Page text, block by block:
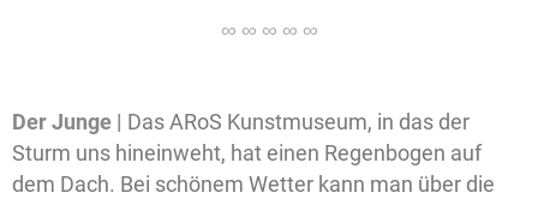
Der Junge | Das ARoS Kunstmuseum, in das der
Sturm uns hineinweht, hat einen Regenbogen auf
dem Dach. Bei schönem Wetter kann man über die